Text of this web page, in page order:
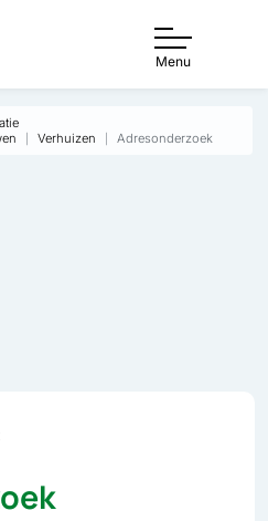
Menu
Verhuizen Adresonderzoek